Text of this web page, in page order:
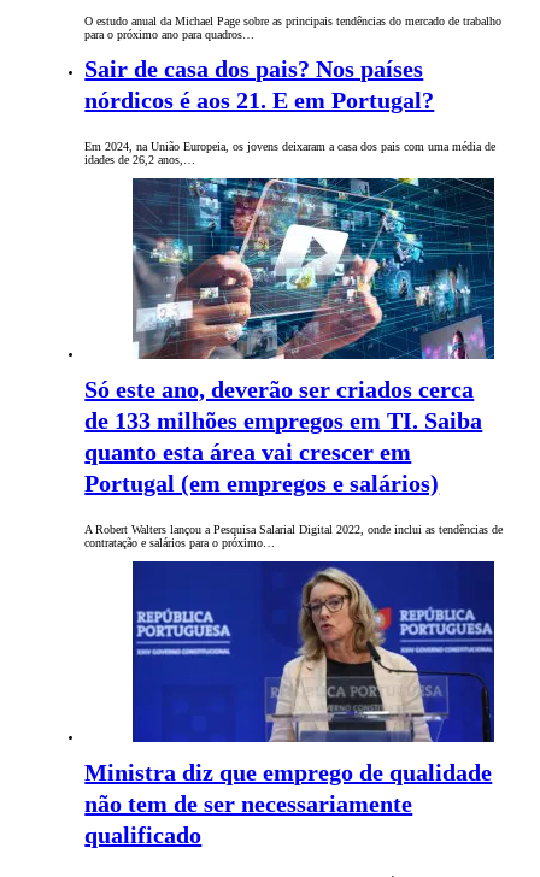
O estudo anual da Michael Page sobre as principais tendências do mercado de trabalho
para o próximo ano para quadros…
Sair de casa dos pais? Nos países
nórdicos é aos 21. E em Portugal?
Em 2024, na União Europeia, os jovens deixaram a casa dos pais com uma média de
idades de 26,2 anos,…
Só este ano, deverão ser criados cerca
de 133 milhões empregos em TI. Saiba
quanto esta área vai crescer em
Portugal (em empregos e salários)
A Robert Walters lançou a Pesquisa Salarial Digital 2022, onde inclui as tendências de
contratação e salários para o próximo…
Ministra diz que emprego de qualidade
não tem de ser necessariamente
qualificado